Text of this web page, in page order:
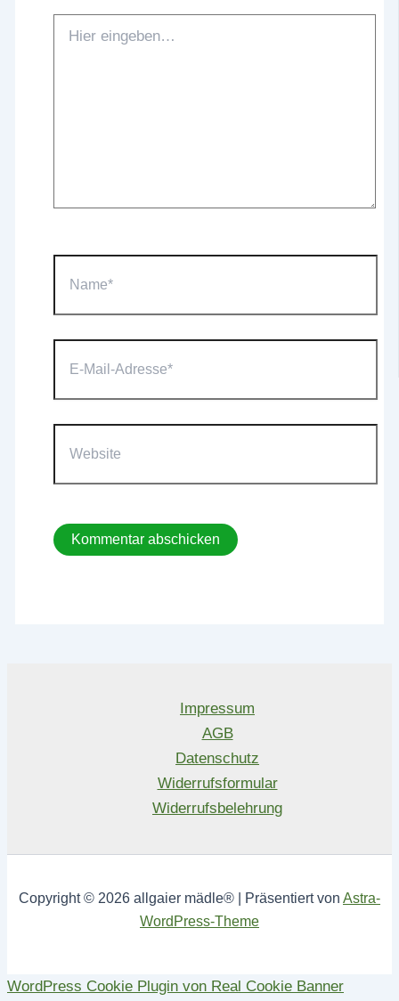
eingeben…
Mail-
Impressum
AGB
Datenschutz
Widerrufsformular
Widerrufsbelehrung
Copyright © 2026 allgaier mädle® | Präsentiert von Astra-
WordPress-Theme
WordPress Cookie Plugin von Real Cookie Banner